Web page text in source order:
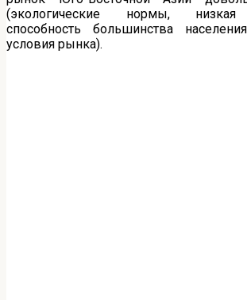
(экологические нормы, низкая
способность большинства
условия рынка).